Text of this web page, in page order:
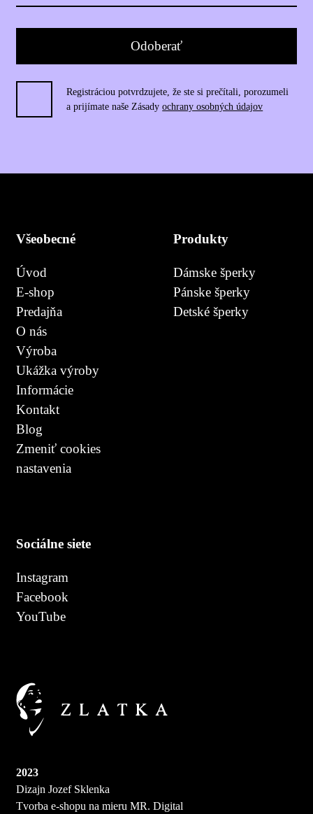
Registráciou potvrdzujete, že ste si prečítali, porozumeli
a prijímate naše Zásadyochrany osobných údajov
2023
Dizajn Jozef Sklenka
Tvorba e-shopu na mieru MR. Digital
Všeobecné
Úvod
E-shop
Predajňa
O nás
Výroba
Ukážka výroby
Informácie
Kontakt
Blog
Zmeniť cookies
nastavenia
Produkty
Dámske šperky
Pánske šperky
Detské šperky
Sociálne siete
Instagram
Facebook
YouTube